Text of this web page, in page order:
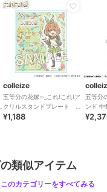
colleize
五等分の花嫁∽_これ!これ!ア
クリルスタンドプレート 中
野四葉
¥1,188
五等分
ンド 中
り
類似アイテム
このカテゴリーをすべてみる